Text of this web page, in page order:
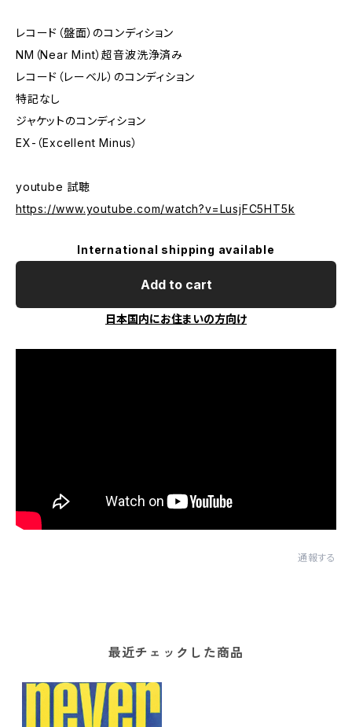
レコード（盤面）のコンディション
NM（Near Mint）超音波洗浄済み
レコード（レーベル）のコンディション
特記なし
ジャケットのコンディション
EX-（Excellent Minus）
youtube 試聴
https://www.youtube.com/watch?v=LusjFC5HT5k
International shipping available
Add to cart
日本国内にお住まいの方向け
通報する
最近チェックした商品